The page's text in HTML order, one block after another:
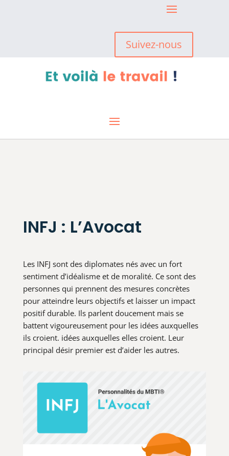
Suivez-nous
INFJ : L’Avocat
Les INFJ sont des diplomates nés avec un fort
sentiment d’idéalisme et de moralité. Ce sont des
personnes qui prennent des mesures concrètes
pour atteindre leurs objectifs et laisser un impact
positif durable. Ils parlent doucement mais se
battent vigoureusement pour les idées auxquelles
ils croient. idées auxquelles elles croient. Leur
principal désir premier est d’aider les autres.